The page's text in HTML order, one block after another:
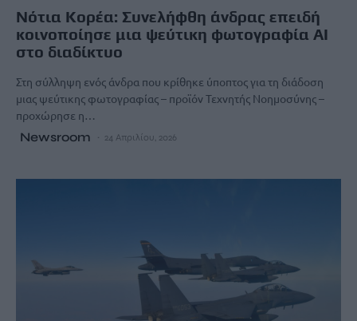
Νότια Κορέα: Συνελήφθη άνδρας επειδή
κοινοποίησε μια ψεύτικη φωτογραφία ΑΙ
στο διαδίκτυο
Στη σύλληψη ενός άνδρα που κρίθηκε ύποπτος για τη διάδοση
μιας ψεύτικης φωτογραφίας – προϊόν Τεχνητής Νοημοσύνης –
προχώρησε η…
Newsroom 24 Απριλίου, 2026